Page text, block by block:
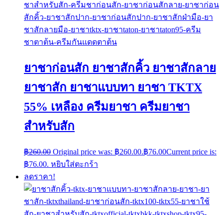
ยาชาก่อนสัก ยาชาสักคิ้ว ยาชาสักลาย
ยาชาสัก ยาชาแบบทา ยาชา TKTX
55% เหลือง ครีมยาชา ครีมยาชา
สำหรับสัก
฿260.00 Original price was: ฿260.00.฿76.00Current price is:
฿76.00. หยิบใส่ตะกร้า
ลดราคา!